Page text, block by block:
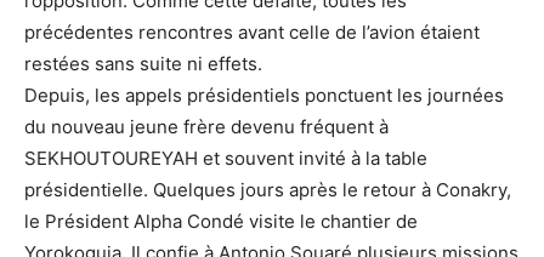
précédentes rencontres avant celle de l’avion étaient
restées sans suite ni effets.
Depuis, les appels présidentiels ponctuent les journées
du nouveau jeune frère devenu fréquent à
SEKHOUTOUREYAH et souvent invité à la table
présidentielle. Quelques jours après le retour à Conakry,
le Président Alpha Condé visite le chantier de